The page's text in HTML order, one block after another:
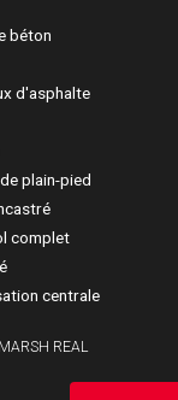
béton
d'asphalte
plain-pied
complet
centrale
REAL